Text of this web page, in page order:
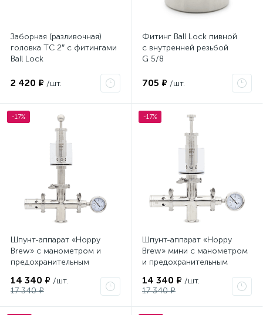
Заборная (разливочная)
головка TC 2″ с фитингами
Ball Lock
2 420 ₽ /шт.
Фитинг Ball Lock пивной
с внутренней резьбой
G 5/8
705 ₽ /шт.
-17%
Шпунт-аппарат «Hoppy
Brew» с манометром и
предохранительным
14 340 ₽ /шт.
17 340 ₽
-17%
Шпунт-аппарат «Hoppy
Brew» мини с манометром
и предохранительным
14 340 ₽ /шт.
17 340 ₽